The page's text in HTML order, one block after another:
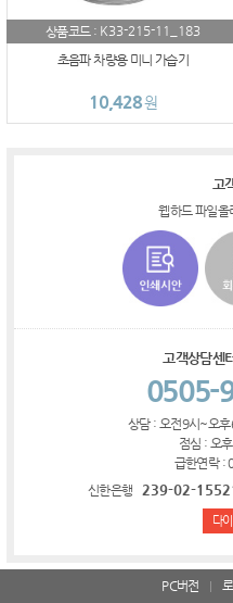
상품코드 : K33-215-11_183
초음파 차량용 미니 가습기
10,428원
고
웹하드 파일올
고객상담센
0505-
상담 : 오전9시~오
점심 : 오
급한연락 :
신한은행
239-02-
다
PC버전